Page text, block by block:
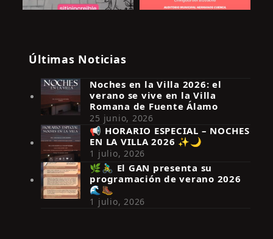
Síguenos en Instagram
Últimas Noticias
Noches en la Villa 2026: el
verano se vive en la Villa
Romana de Fuente Álamo
25 junio, 2026
📢 HORARIO ESPECIAL – NOCHES
EN LA VILLA 2026 ✨🌙
1 julio, 2026
🌿🚴‍♂️ El GAN presenta su
programación de verano 2026
🌊🥾
1 julio, 2026